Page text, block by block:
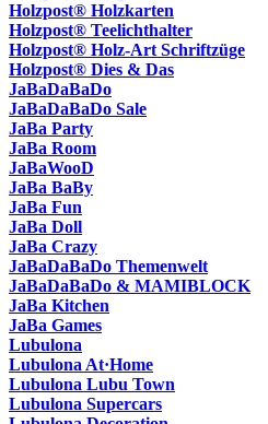
Holzpost® Holzkarten
Holzpost® Teelichthalter
Holzpost® Holz-Art Schriftzüge
Holzpost® Dies & Das
JaBaDaBaDo
JaBaDaBaDo Sale
JaBa Party
JaBa Room
JaBaWooD
JaBa BaBy
JaBa Fun
JaBa Doll
JaBa Crazy
JaBaDaBaDo Themenwelt
JaBaDaBaDo & MAMIBLOCK
JaBa Kitchen
JaBa Games
Lubulona
Lubulona At·Home
Lubulona Lubu Town
Lubulona Supercars